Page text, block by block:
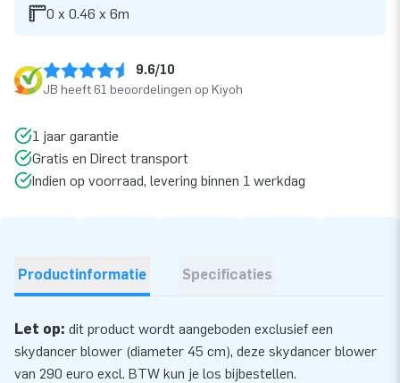
0 x 0.46 x 6m
9.6/10
JB heeft 61 beoordelingen op Kiyoh
1 jaar garantie
Gratis en Direct transport
Indien op voorraad, levering binnen 1 werkdag
Productinformatie Specificaties
Let op: dit product wordt aangeboden exclusief een
skydancer blower (diameter 45 cm), deze skydancer blower
van 290 euro excl. BTW kun je los bijbestellen.